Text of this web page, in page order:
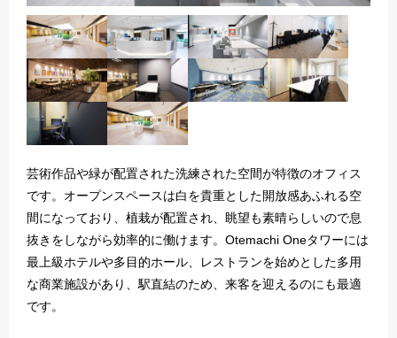
芸術作品や緑が配置された洗練された空間が特徴のオフィス
です。オープンスペースは白を貴重とした開放感あふれる空
間になっており、植栽が配置され、眺望も素晴らしいので息
抜きをしながら効率的に働けます。Otemachi Oneタワーには
最上級ホテルや多目的ホール、レストランを始めとした多用
な商業施設があり、駅直結のため、来客を迎えるのにも最適
です。